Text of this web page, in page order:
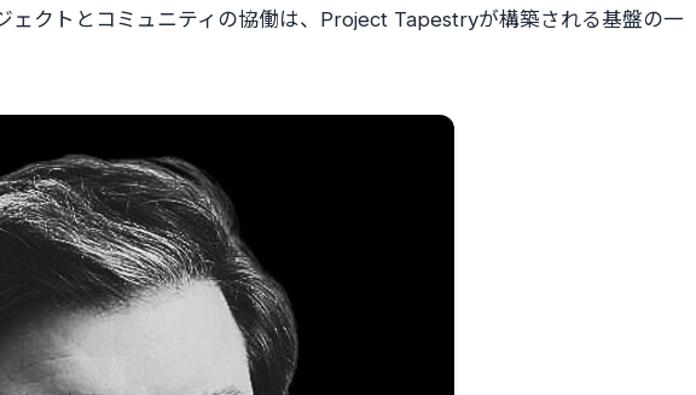
ェクトとコミュニティの協働は、Project Tapestryが構築される基盤の一